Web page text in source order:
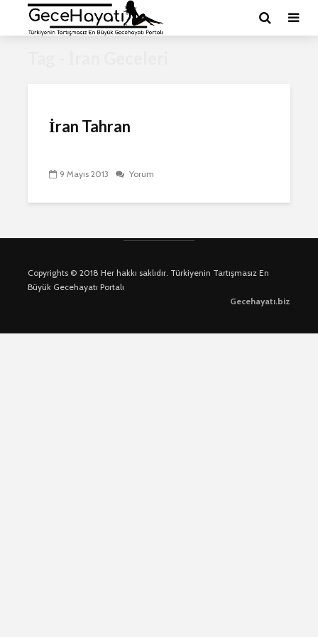
İran Tahran
9 Mayıs 2013 Yorum
Copyrights © 2018 Her hakkı saklıdır. Türkiyenin Tartışmasız En
Büyük Gecehayatı Portalı
Gecehayatı.biz